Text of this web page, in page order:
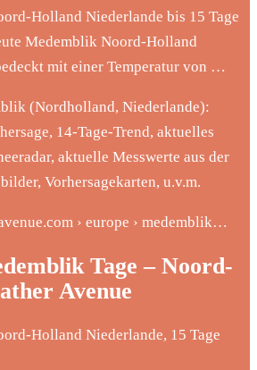
Holland Niederlande bis 15 Tage
Medemblik Noord-Holland
mit einer Temperatur von …
(Nordholland, Niederlande):
14-Tage-Trend, aktuelles
aktuelle Messwerte aus der
Vorhersagekarten, u.v.m.
› europe › medemblik…
Tage – Noord-
Avenue
Holland Niederlande, 15 Tage